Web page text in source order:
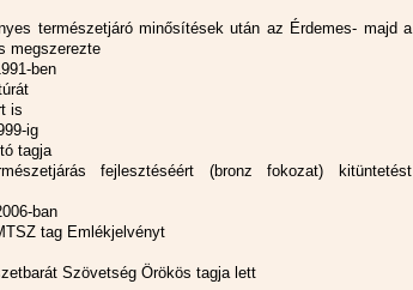
természetjáró minősítések után az Érdemes- majd a
megszerezte
ben
is
ig
tagja
fejlesztéséért (bronz fokozat) kitüntetést
ban
tag Emlékjelvényt
Szövetség Örökös tagja lett